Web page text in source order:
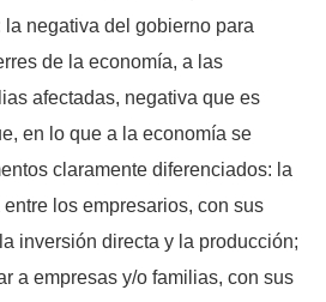
negativa del gobierno para
de la economía, a las
afectadas, negativa que es
en lo que a la economía se
claramente diferenciados: la
los empresarios, con sus
inversión directa y la producción;
a empresas y/o familias, con sus